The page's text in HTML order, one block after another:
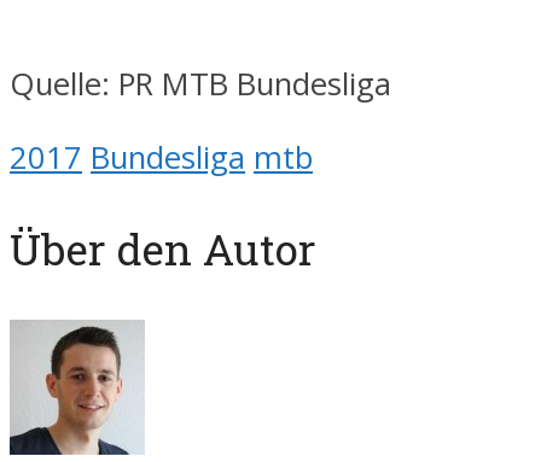
Quelle: PR MTB Bundesliga
2017 Bundesliga mtb
Über den Autor